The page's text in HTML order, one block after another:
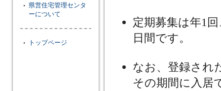
・ 県営住宅管理センタ
ーについて
・ トップページ
定期募集は年1
日間です。
なお、登録され
その期間に入居